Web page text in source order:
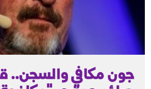
جون مكافي والسجن..